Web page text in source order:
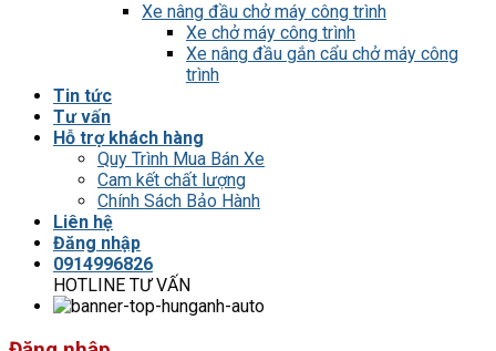
Xe nâng đầu chở máy công trình
Xe chở máy công trình
Xe nâng đầu gắn cẩu chở máy công
trình
Tin tức
Tư vấn
Hỗ trợ khách hàng
Quy Trình Mua Bán Xe
Cam kết chất lượng
Chính Sách Bảo Hành
Liên hệ
Đăng nhập
0914996826
HOTLINE TƯ VẤN